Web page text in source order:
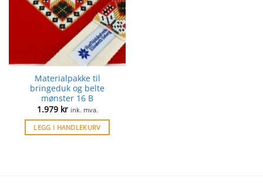
Materialpakke til
bringeduk og belte
mønster 16 B
1.979 kr ink. mva.
LEGG I HANDLEKURV